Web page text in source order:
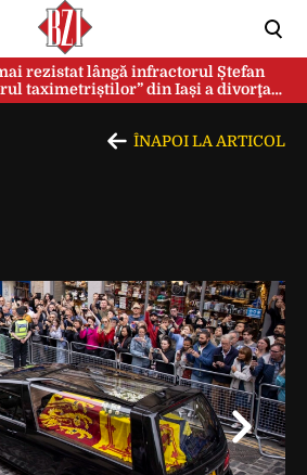
rezistat lângă infractorul Ștefan
taximetriștilor” din Iași a divorţat
ÎNAPOI LA ARTICOL